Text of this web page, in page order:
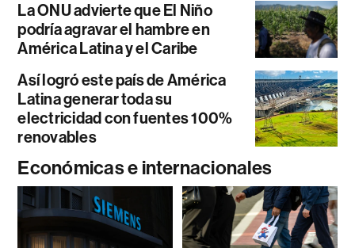
La ONU advierte que El Niño
podría agravar el hambre en
América Latina y el Caribe
Así logró este país de América
Latina generar toda su
electricidad con fuentes 100%
renovables
Económicas e internacionales